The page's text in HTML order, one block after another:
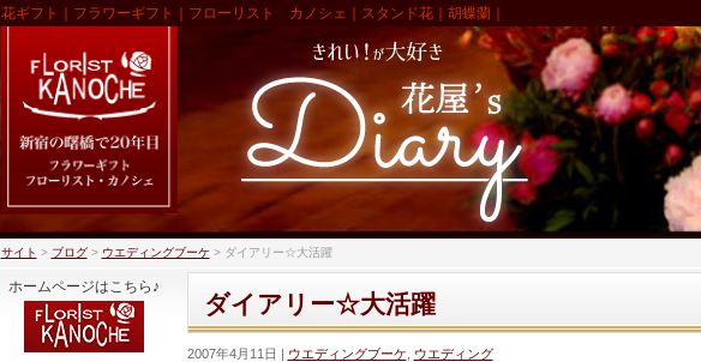
花ギフト｜フラワーギフト｜フローリスト カノシェ｜スタンド花｜胡蝶蘭｜
サイト > ブログ> ウエディングブーケ> ダイアリー☆大活躍
ダイアリー☆大活躍
2007年4月11日 ウエディングブーケ ウエディング
ホームページはこちら♪